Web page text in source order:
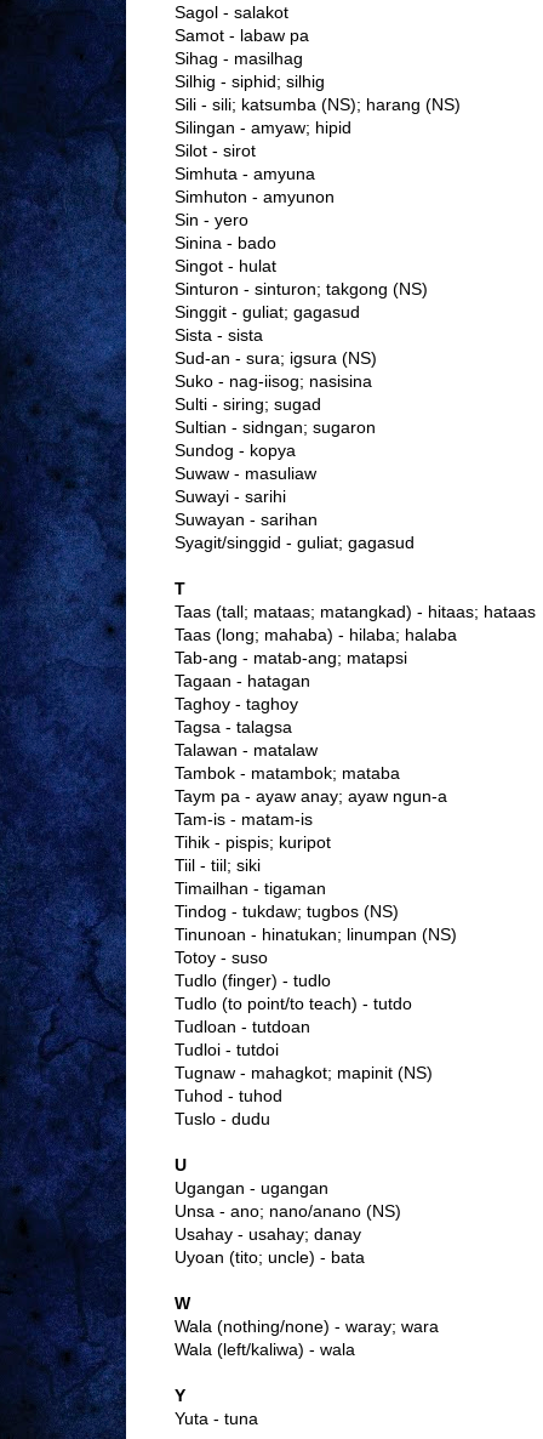
Sagol - salakot
Samot - labaw pa
Sihag - masilhag
Silhig - siphid; silhig
Sili - sili; katsumba (NS); harang (NS)
Silingan - amyaw; hipid
Silot - sirot
Simhuta - amyuna
Simhuton - amyunon
Sin - yero
Sinina - bado
Singot - hulat
Sinturon - sinturon; takgong (NS)
Singgit - guliat; gagasud
Sista - sista
Sud-an - sura; igsura (NS)
Suko - nag-iisog; nasisina
Sulti - siring; sugad
Sultian - sidngan; sugaron
Sundog - kopya
Suwaw - masuliaw
Suwayi - sarihi
Suwayan - sarihan
Syagit/singgid - guliat; gagasud
T
Taas (tall; mataas; matangkad) - hitaas; hataas
Taas (long; mahaba) - hilaba; halaba
Tab-ang - matab-ang; matapsi
Tagaan - hatagan
Taghoy - taghoy
Tagsa - talagsa
Talawan - matalaw
Tambok - matambok; mataba
Taym pa - ayaw anay; ayaw ngun-a
Tam-is - matam-is
Tihik - pispis; kuripot
Tiil - tiil; siki
Timailhan - tigaman
Tindog - tukdaw; tugbos (NS)
Tinunoan - hinatukan; linumpan (NS)
Totoy - suso
Tudlo (finger) - tudlo
Tudlo (to point/to teach) - tutdo
Tudloan - tutdoan
Tudloi - tutdoi
Tugnaw - mahagkot; mapinit (NS)
Tuhod - tuhod
Tuslo - dudu
U
Ugangan - ugangan
Unsa - ano; nano/anano (NS)
Usahay - usahay; danay
Uyoan (tito; uncle) - bata
W
Wala (nothing/none) - waray; wara
Wala (left/kaliwa) - wala
Y
Yuta - tuna